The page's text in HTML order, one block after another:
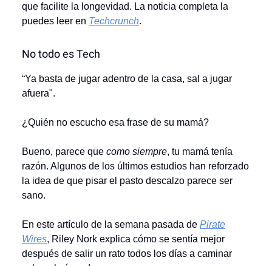
que facilite la longevidad. La noticia completa la
puedes leer en Techcrunch.
No todo es Tech
“Ya basta de jugar adentro de la casa, sal a jugar
afuera".
¿Quién no escucho esa frase de su mamá?
Bueno, parece que como siempre, tu mamá tenía
razón. Algunos de los últimos estudios han reforzado
la idea de que pisar el pasto descalzo parece ser
sano.
En este artículo de la semana pasada de Pirate
Wires, Riley Nork explica cómo se sentía mejor
después de salir un rato todos los días a caminar